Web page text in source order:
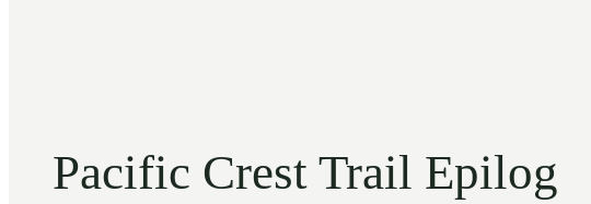
Pacific Crest Trail Epilog